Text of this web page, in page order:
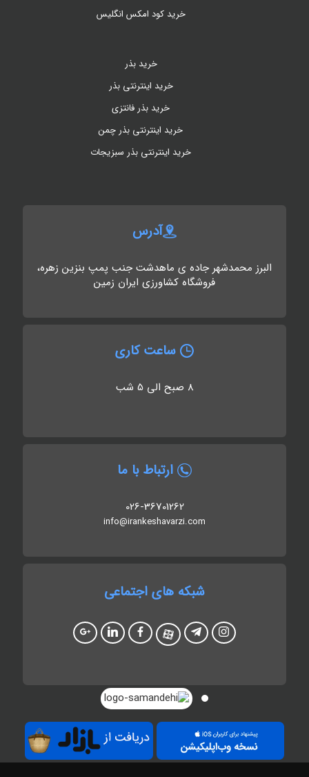
خرید کود امکس انگلیس
خرید بذر
خرید اینترنتی بذر
خرید بذر فانتزی
خرید اینترنتی بذر چمن
خرید اینترنتی بذر سبزیجات
آدرس
البرز محمدشهر جاده ی ماهدشت جنب پمپ بنزین زهره،
فروشگاه کشاورزی ایران زمین
ساعت کاری
8 صبح الی 5 شب
ارتباط با ما
026-36701262
info@irankeshavarzi.com
شبکه های اجتماعی